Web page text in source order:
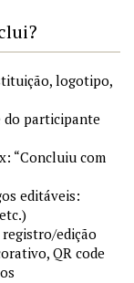
logotipo,
do participante
“Concluiu com
editáveis:
registro/edição
QR code